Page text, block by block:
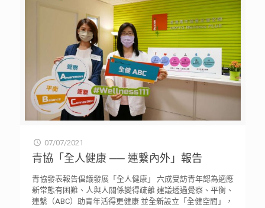
07/07/2021
青協「全人健康 ── 連繫內外」報告
青協發表報告倡議發展「全人健康」 六成受訪青年認為適應
新常態有困難、人與人關係變得疏離 建議透過覺察、平衡、
連繫（ABC）助青年活得更健康 並全新設立「全健空間」，